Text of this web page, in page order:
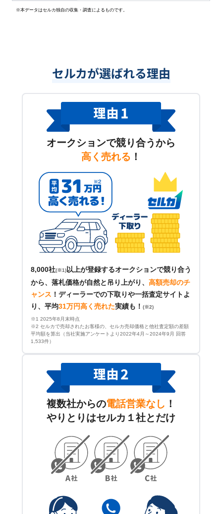
※本データはセルカ独自の収集・調査によるものです。
セルカが選ばれる理由
オークションで競り合うから
高く売れる ！
8,000社(※1) 以上が登録するオークションで競り合う
から、落札価格が自然と吊り上がり、 高額売却のチ
ャンス ！ ディーラーでの下取りや一括査定サイトよ
り、平均31万円高く売れた実績も！ (※2)
※1 2025年8月末時点
※2 セルカで売却されたお客様の、セルカ売却価格と他社査定額の差額
平均額を算出（当社実施アンケートより2022年4月～2024年9月 回答
1,533件）
複数社からの電話営業なし ！
やりとりはセルカ１社とだけ